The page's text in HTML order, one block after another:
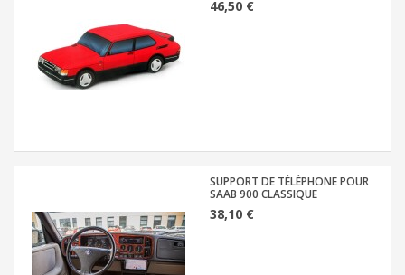
46,50 €
SUPPORT DE TÉLÉPHONE POUR
SAAB 900 CLASSIQUE
38,10 €